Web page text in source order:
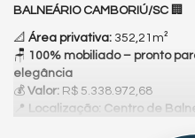
BALNEÁRIO CAMBORIÚ/SC 🏢
📐 Área privativa: 352,21m²
🪑 100% mobiliado – pronto
elegância
💰 Valor: R$ 5.338.972,68
📍
Localização: Centro de
✨ Um imóvel exclusivo e